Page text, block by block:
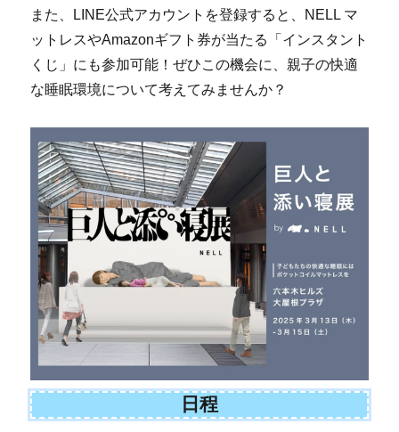
また、LINE公式アカウントを登録すると、NELL マ
ットレスやAmazonギフト券が当たる「インスタント
くじ」にも参加可能！ぜひこの機会に、親子の快適
な睡眠環境について考えてみませんか？
日程